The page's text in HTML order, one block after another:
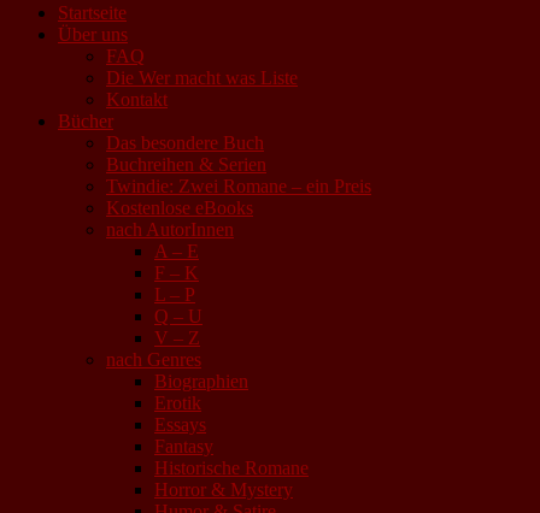
Startseite
Über uns
FAQ
Die Wer macht was Liste
Kontakt
Bücher
Das besondere Buch
Buchreihen & Serien
Twindie: Zwei Romane – ein Preis
Kostenlose eBooks
nach AutorInnen
A – E
F – K
L – P
Q – U
V – Z
nach Genres
Biographien
Erotik
Essays
Fantasy
Historische Romane
Horror & Mystery